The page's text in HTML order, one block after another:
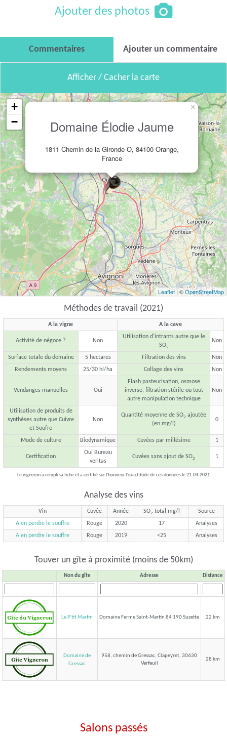
Ajouter des photos
Commentaires Ajouter un commentaire
Afficher / Cacher la carte
Domaine Élodie Jaume
1811 Chemin de la Gironde O, 84100 Orange,
France
×
+
−
Leaflet| ©OpenStreetMap
Méthodes de travail (2021)
A la vigne A la cave
Activité de négoce ? Non
Utilisation d'intrants autre que le
SO2
Non
Surface totale du domaine 5 hectares Filtration des vins
Non
Rendements moyens
25/30 hl/ha Collage des vins Non
Vendanges manuelles Oui
Flash pasteurisation, osmose
inverse, filtration stérile ou tout
autre manipulation technique
Non
Utilisation de produits de
synthèses autre que Cuivre
et Soufre
Non
Quantité moyenne de SO2 ajoutée
(en mg/l)
0
Mode de culture Biodynamique Cuvées par millésime 1
Certification
Oui Bureau
veritas
Cuvées sans ajout de SO2 1
Le vigneron a rempli sa fiche et a certifié sur l'honneur l'exactitude de ces données le 21-04-2021
Analyse des vins
Vin Cuvée Année SO2 total mg/l
Source
A en perdre le souffre
Rouge 2020 17
Analyses
A en perdre le souffre
Rouge 2019 <25 Analyses
Touver un gîte à proximité (moins de 50km)
Non du gîte Adresse Distance
Le P'tit Martin Domaine Ferme Saint-Martin 84 190 Suzette 22 km
Domaine de
Gressac
958, chemin de Gressac, Clapeyret, 30630
Verfeuil
28 km
Salons passés